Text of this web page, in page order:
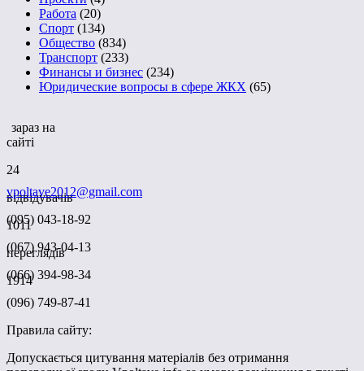
Работа (20)
Спорт (134)
Общество (834)
Транспорт (233)
Финансы и бизнес (234)
Юридические вопросы в сфере ЖКХ (65)
зараз на
сайті
24
відвідувачів
1011
переглядів
1914
vpoltave2012@gmail.com
(095) 043-18-92
(067) 943-04-13
(066) 394-98-34
(096) 749-87-41
Правила сайту:
Допускається цитування матеріалів без отримання